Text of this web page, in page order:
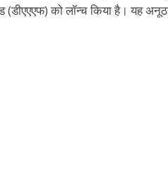
को लॉन्च किया है। यह